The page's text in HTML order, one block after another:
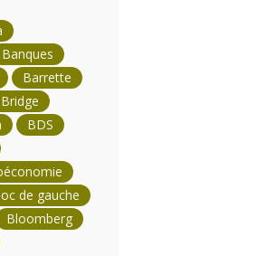
Banques
Barrette
BDS
de gauche
Bloomberg